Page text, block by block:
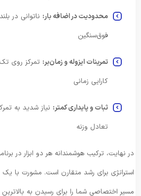
محدودیت در اضافه بار: ناتوانی در
فوق‌سنگین
تمرینات ایزوله و زمان‌بر: تمرکز روی
کارایی زمانی
ثبات و پایداری کمتر: نیاز شدید به
تعادل وزنه
در نهایت، ترکیب هوشمندانه هر دو ابزار در
استراتژی برای رشد متقارن است. مشورت با یک
مسیر اختصاصی شما را برای رسیدن به